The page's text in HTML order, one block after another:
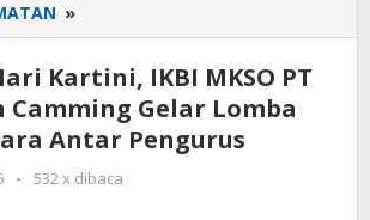
»
Hari
Kartini,
IKBI
MKSO
PT
Kebun
Kartini, IKBI MKSO PT
Camming Gelar Lomba
Antar Pengurus
oleh
-
532 x dibaca